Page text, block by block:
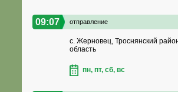
09:07 отправление
с. Жерновец, Троснянский
область
пн, пт, сб, вс